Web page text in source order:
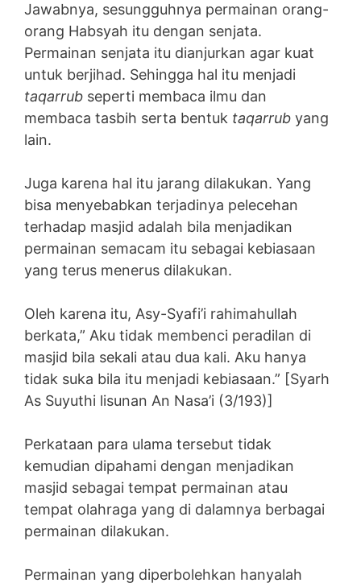
Jawabnya, sesungguhnya permainan orang-
orang Habsyah itu dengan senjata.
Permainan senjata itu dianjurkan agar kuat
untuk berjihad. Sehingga hal itu menjadi
taqarrub seperti membaca ilmu dan
membaca tasbih serta bentuk taqarrub yang
lain.
Juga karena hal itu jarang dilakukan. Yang
bisa menyebabkan terjadinya pelecehan
terhadap masjid adalah bila menjadikan
permainan semacam itu sebagai kebiasaan
yang terus menerus dilakukan.
Oleh karena itu, Asy-Syafi’i rahimahullah
berkata,” Aku tidak membenci peradilan di
masjid bila sekali atau dua kali. Aku hanya
tidak suka bila itu menjadi kebiasaan.” [Syarh
As Suyuthi lisunan An Nasa’i (3/193)]
Perkataan para ulama tersebut tidak
kemudian dipahami dengan menjadikan
masjid sebagai tempat permainan atau
tempat olahraga yang di dalamnya berbagai
permainan dilakukan.
Permainan yang diperbolehkan hanyalah